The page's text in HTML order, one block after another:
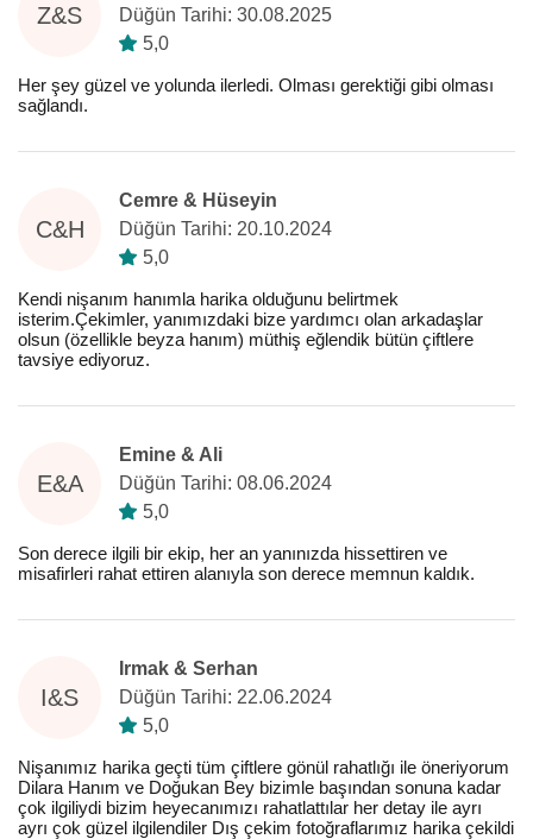
Z&S
Düğün Tarihi: 30.08.2025
5,0
Her şey güzel ve yolunda ilerledi. Olması gerektiği gibi olması
sağlandı.
C&H
Cemre & Hüseyin
Düğün Tarihi: 20.10.2024
5,0
Kendi nişanım hanımla harika olduğunu belirtmek
isterim.Çekimler, yanımızdaki bize yardımcı olan arkadaşlar
olsun (özellikle beyza hanım) müthiş eğlendik bütün çiftlere
tavsiye ediyoruz.
E&A
Emine & Ali
Düğün Tarihi: 08.06.2024
5,0
Son derece ilgili bir ekip, her an yanınızda hissettiren ve
misafirleri rahat ettiren alanıyla son derece memnun kaldık.
I&S
Irmak & Serhan
Düğün Tarihi: 22.06.2024
5,0
Nişanımız harika geçti tüm çiftlere gönül rahatlığı ile öneriyorum
Dilara Hanım ve Doğukan Bey bizimle başından sonuna kadar
çok ilgiliydi bizim heyecanımızı rahatlattılar her detay ile ayrı
ayrı çok güzel ilgilendiler Dış çekim fotoğraflarımız harika çekildi